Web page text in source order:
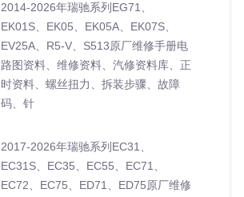
2014-2026年瑞驰系列EG71、
EK01S、EK05、EK05A、EK07S、
EV25A、R5-V、S513原厂维修手册电
路图资料、维修资料、汽修资料库、正
时资料、螺丝扭力、拆装步骤、故障
码、针
2017-2026年瑞驰系列EC31、
EC31S、EC35、EC55、EC71、
EC72、EC75、ED71、ED75原厂维修